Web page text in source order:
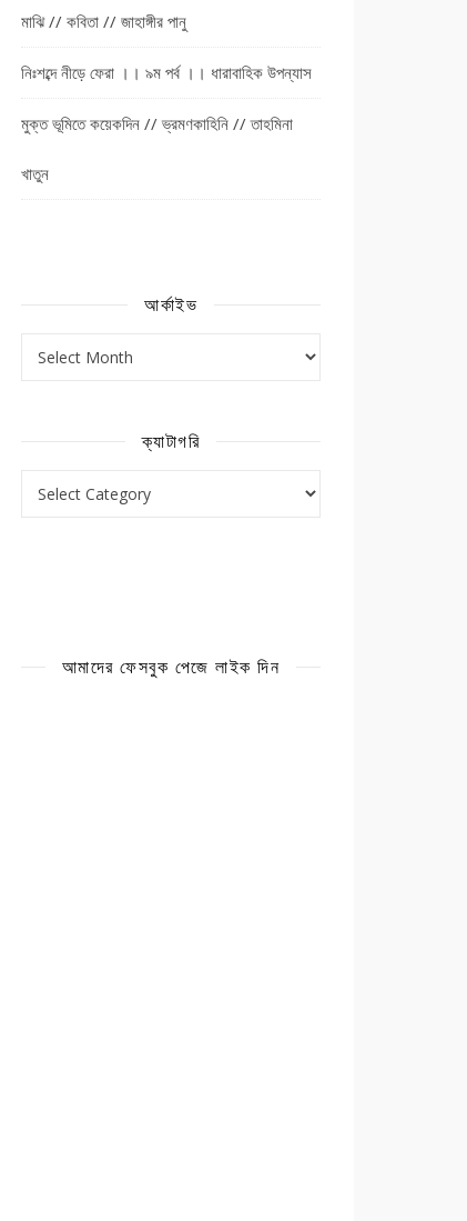
মাঝি // কবিতা // জাহাঙ্গীর পানু
নিঃশব্দে নীড়ে ফেরা ।। ৯ম পর্ব ।। ধারাবাহিক উপন্যাস
মুক্ত ভূমিতে কয়েকদিন // ভ্রমণকাহিনি // তাহমিনা
খাতুন
আর্কাইভ
ক্যাটাগরি
আমাদের ফেসবুক পেজে লাইক দিন